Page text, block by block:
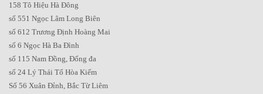
158 Tô Hiệu Hà Đông
số 551 Ngọc Lâm Long Biên
số 612 Trương Định Hoàng Mai
số 6 Ngọc Hà Ba Đình
số 115 Nam Đồng, Đống đa
số 24 Lý Thái Tổ Hòa Kiếm
Số 56 Xuân Đỉnh, Bắc Từ Liêm